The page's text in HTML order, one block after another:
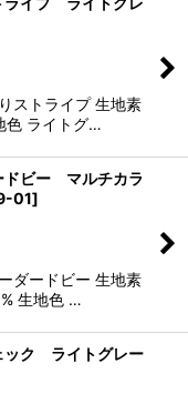
ストライプ 生地素
色 ライトグ…
ビー マルチカラ
01]
ダードビー 生地素
生地色 …
ック ライトグレー